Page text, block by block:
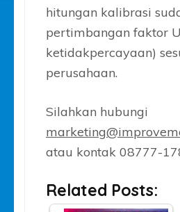
hitungan kalibrasi
pertimbangan faktor
ketidakpercayaan)
perusahaan.
Silahkan hubungi
atau kontak 08777-
Related Posts: